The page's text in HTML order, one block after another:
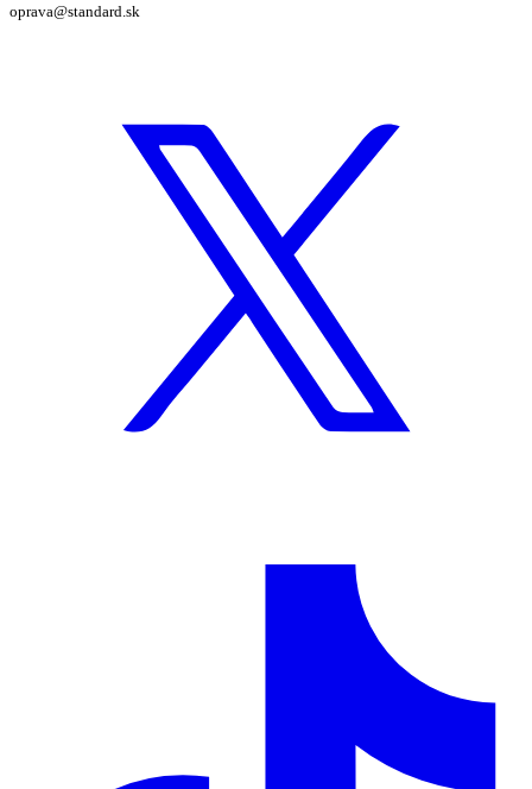
oprava@standard.sk